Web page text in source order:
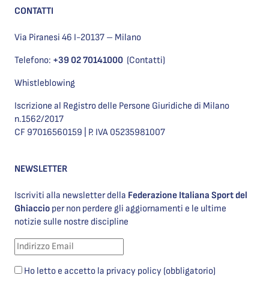
CONTATTI
Via Piranesi 46 I-20137 – Milano
Telefono: +39 02 70141000 (Contatti)
Whistleblowing
Iscrizione al Registro delle Persone Giuridiche di Milano
n.1562/2017
CF 97016560159 | P. IVA 05235981007
NEWSLETTER
Iscriviti alla newsletter della Federazione Italiana Sport del
Ghiaccio per non perdere gli aggiornamenti e le ultime
notizie sulle nostre discipline
Ho letto e accetto la privacy policy (obbligatorio)